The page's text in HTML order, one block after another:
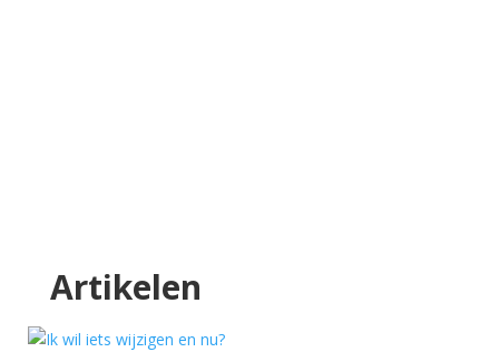
Artikelen